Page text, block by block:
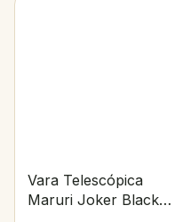
Vara Telescópica
Maruri Joker Black